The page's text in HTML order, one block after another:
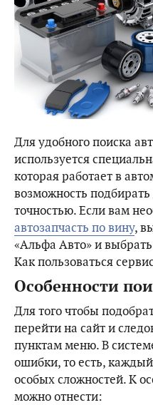
Для удобного поиска
используется
которая работает в
возможность
точностью. Если вам
автозапчасть по вину,
«Альфа Авто» и
Как пользоваться
Особенности
Для того чтобы
перейти на сайт и
пунктам меню. В
ошибки, то есть,
особых сложностей. К
можно отнести: